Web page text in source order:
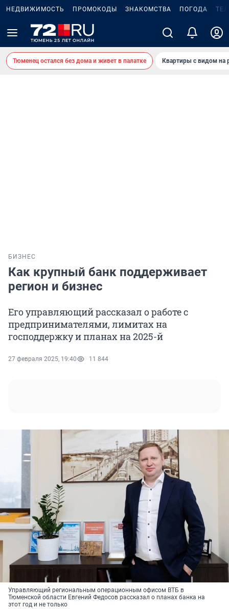
НЕДВИЖИМОСТЬ ПРОМОКОДЫ ЗНАКОМСТВА ПОГОДА
Тюменец остался без дома и живет в палатке Квартиры с видом на
БИЗНЕС
Как крупный банк поддерживает
регион и бизнес
Его управляющий рассказал о работе с
предпринимателями, лимитах на
господдержку и планах на 2025-й
27 февраля 2025, 19:40 11 844
Управляющий региональным операционным офисом ВТБ в
Тюменской области Евгений Федосов рассказал о планах банка на
этот год и не только